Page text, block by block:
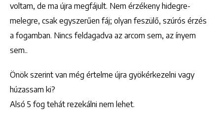
voltam, de ma újra megfájult. Nem érzékeny hidegre-
melegre, csak egyszerűen fáj; olyan feszülő, szúrós érzés
a fogamban. Nincs feldagadva az arcom sem, az ínyem
sem..
Önök szerint van még értelme újra gyökérkezelni vagy
húzassam ki?
Alsó 5 fog tehát rezekálni nem lehet.